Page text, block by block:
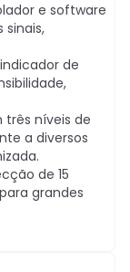
e software
indicador de
três níveis de
a diversos
de 15
grandes